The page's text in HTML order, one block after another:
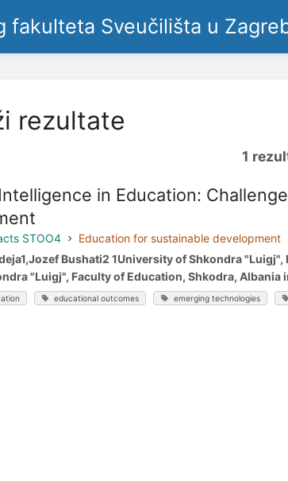
fakulteta Sveučilišta u
rezultate
1
in Education:
STOO4
Education for sustainable development
Bushati2 1University of Shkondra
"Luigj", Faculty of Education, Shkodra,
educational outcomes emerging technologies